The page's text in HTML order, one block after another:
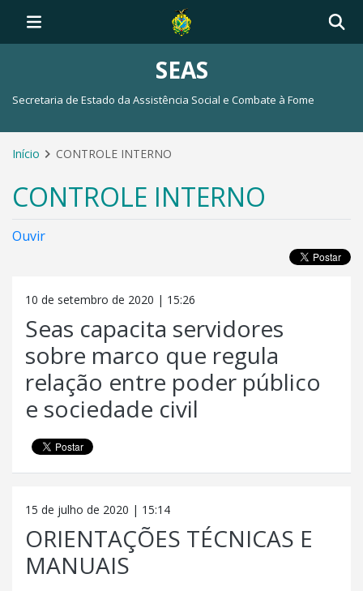
SEAS
Secretaria de Estado da Assistência Social e Combate à Fome
Início CONTROLE INTERNO
CONTROLE INTERNO
Ouvir
10 de setembro de 2020 | 15:26
Seas capacita servidores
sobre marco que regula
relação entre poder público
e sociedade civil
15 de julho de 2020 | 15:14
ORIENTAÇÕES TÉCNICAS E
MANUAIS